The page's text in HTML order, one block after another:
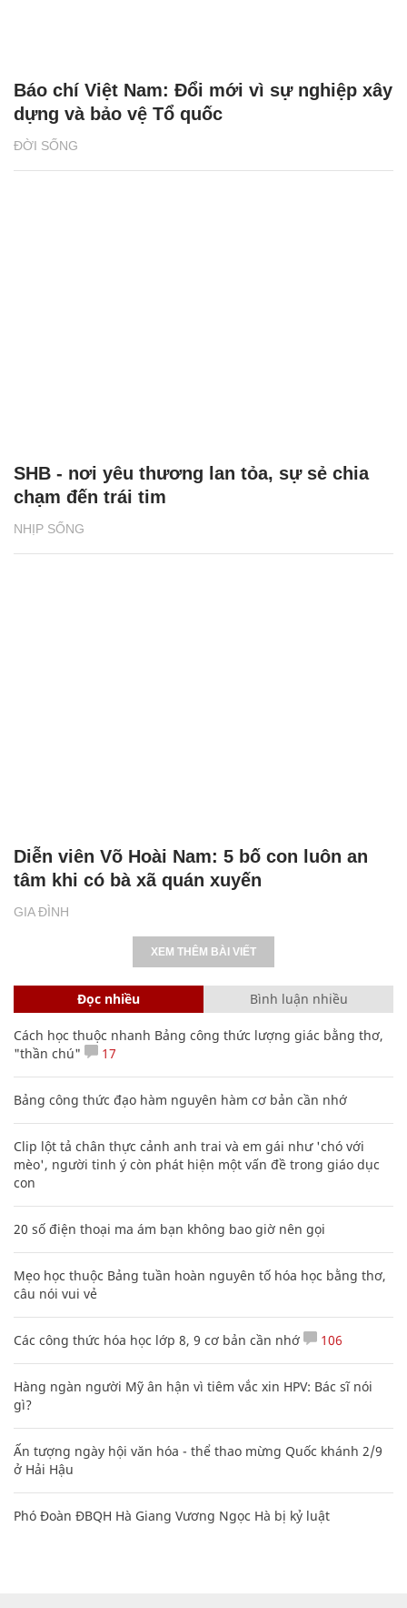
ĐỜI SỐNG
Báo chí Việt Nam: Đổi mới vì sự nghiệp xây
dựng và bảo vệ Tổ quốc
NHỊP SỐNG
SHB - nơi yêu thương lan tỏa, sự sẻ chia
chạm đến trái tim
GIA ĐÌNH
Diễn viên Võ Hoài Nam: 5 bố con luôn an
tâm khi có bà xã quán xuyến
XEM THÊM BÀI VIẾT
Đọc nhiều Bình luận nhiều
Cách học thuộc nhanh Bảng công thức lượng giác bằng thơ,
"thần chú"
17
Bảng công thức đạo hàm nguyên hàm cơ bản cần nhớ
Clip lột tả chân thực cảnh anh trai và em gái như 'chó với
mèo', người tinh ý còn phát hiện một vấn đề trong giáo dục
con
20 số điện thoại ma ám bạn không bao giờ nên gọi
Mẹo học thuộc Bảng tuần hoàn nguyên tố hóa học bằng thơ,
câu nói vui vẻ
Các công thức hóa học lớp 8, 9 cơ bản cần nhớ 106
Hàng ngàn người Mỹ ân hận vì tiêm vắc xin HPV: Bác sĩ nói
gì?
Ấn tượng ngày hội văn hóa - thể thao mừng Quốc khánh 2/9
ở Hải Hậu
Phó Đoàn ĐBQH Hà Giang Vương Ngọc Hà bị kỷ luật